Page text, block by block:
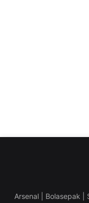
Arsenal | Bolasepak |